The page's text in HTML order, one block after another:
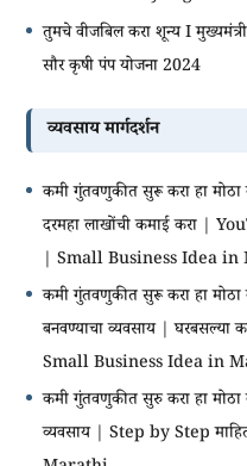
तुमचे वीजबिल करा शून्य I
सौर कृषी पंप योजना 2024
व्यवसाय मार्गदर्शन
कमी गुंतवणुकीत सुरू करा हा
दरमहा लाखोंची कमाई करा |
| Small Business Idea
कमी गुंतवणुकीत सुरू करा हा
बनवण्याचा व्यवसाय |
Small Business Idea in
कमी गुंतवणुकीत सुरु करा हा
व्यवसाय | Step by Step